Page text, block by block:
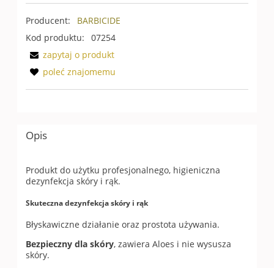
Producent:
BARBICIDE
Kod produktu:
07254
zapytaj o produkt
poleć znajomemu
Opis
Produkt do użytku profesjonalnego, higieniczna
dezynfekcja skóry i rąk.
Skuteczna dezynfekcja skóry i rąk
Błyskawiczne działanie oraz prostota używania.
Bezpieczny dla skóry, zawiera Aloes i nie wysusza
skóry.